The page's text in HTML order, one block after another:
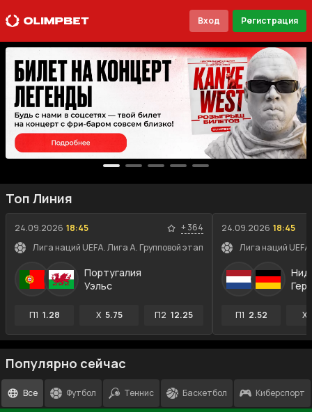
Вход Регистрация
Топ Линия
24.09.2026 18:45 +364
Лига наций UEFA. Лига A. Групповой этап
Португалия
Уэльс
П1 1.28 X 5.75 П2 12.25
24.09.2026 18:45
Лига наций
П1 2.52 X
Популярно сейчас
Все Футбол Теннис Баскетбол Киберспорт